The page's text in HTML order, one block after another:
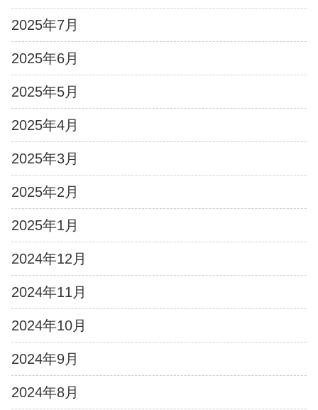
2025年7月
2025年6月
2025年5月
2025年4月
2025年3月
2025年2月
2025年1月
2024年12月
2024年11月
2024年10月
2024年9月
2024年8月